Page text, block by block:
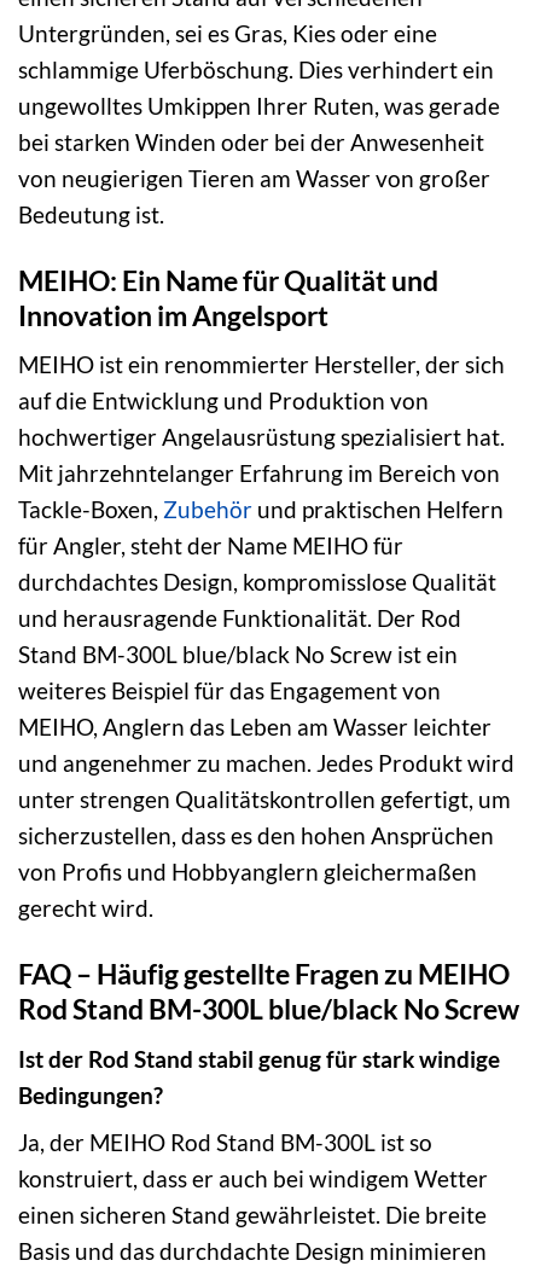
Untergründen, sei es Gras, Kies oder eine
schlammige Uferböschung. Dies verhindert ein
ungewolltes Umkippen Ihrer Ruten, was gerade
bei starken Winden oder bei der Anwesenheit
von neugierigen Tieren am Wasser von großer
Bedeutung ist.
MEIHO: Ein Name für Qualität und
Innovation im Angelsport
MEIHO ist ein renommierter Hersteller, der sich
auf die Entwicklung und Produktion von
hochwertiger Angelausrüstung spezialisiert hat.
Mit jahrzehntelanger Erfahrung im Bereich von
Tackle-Boxen, Zubehör und praktischen Helfern
für Angler, steht der Name MEIHO für
durchdachtes Design, kompromisslose Qualität
und herausragende Funktionalität. Der Rod
Stand BM-300L blue/black No Screw ist ein
weiteres Beispiel für das Engagement von
MEIHO, Anglern das Leben am Wasser leichter
und angenehmer zu machen. Jedes Produkt wird
unter strengen Qualitätskontrollen gefertigt, um
sicherzustellen, dass es den hohen Ansprüchen
von Profis und Hobbyanglern gleichermaßen
gerecht wird.
FAQ – Häufig gestellte Fragen zu MEIHO
Rod Stand BM-300L blue/black No Screw
Ist der Rod Stand stabil genug für stark windige
Bedingungen?
Ja, der MEIHO Rod Stand BM-300L ist so
konstruiert, dass er auch bei windigem Wetter
einen sicheren Stand gewährleistet. Die breite
Basis und das durchdachte Design minimieren